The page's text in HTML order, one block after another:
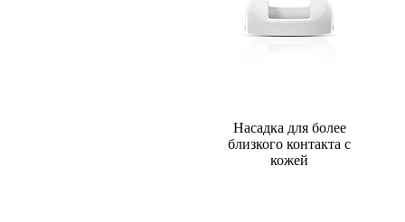
Насадка для более
близкого контакта с
кожей